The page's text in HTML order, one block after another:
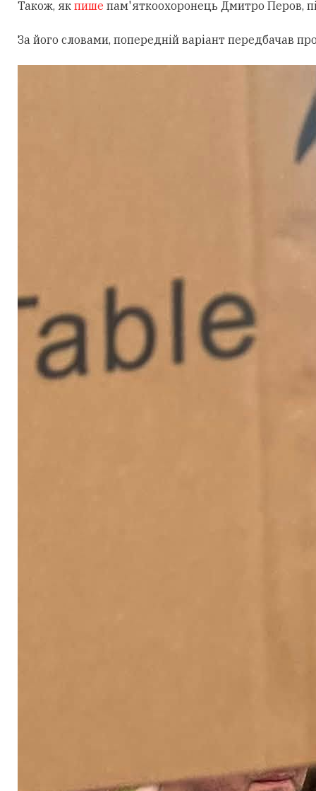
Також, як пише пам'яткоохоронець Дмитро Перов,
За його словами, попередній варіант передбачав